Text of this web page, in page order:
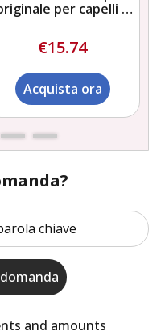
per capelli e
€15.74
Acquista ora
and amounts